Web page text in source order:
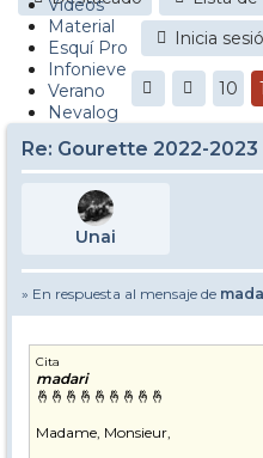
Videos
Material
Esquí Pro
Infonieve
Verano
Nevalog
Inicia
10
Re: Gourette 2022-2023
Unai
» En respuesta al mensaje de
Cita
madari
🤞🤞🤞🤞🤞🤞🤞🤞🤞
Madame, Monsieur,